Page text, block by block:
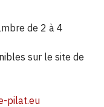
de 2 à 4
sur le site de
pilat.eu